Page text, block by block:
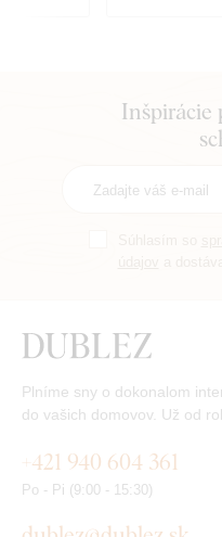
Inšpirácie
Plníme sny o dokonalom
do vašich domovov. Už od
+421 940 604 361
Po - Pi (9:00 - 15:30)